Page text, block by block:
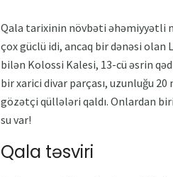
Qala tarixinin növbəti əhəmiyyətli
çox güclü idi, ancaq bir dənəsi olan
bilən Kolossi Kalesi, 13-cü əsrin
bir xarici divar parçası, uzunluğu
gözətçi qüllələri qaldı. Onlardan
su var!
Qala təsviri